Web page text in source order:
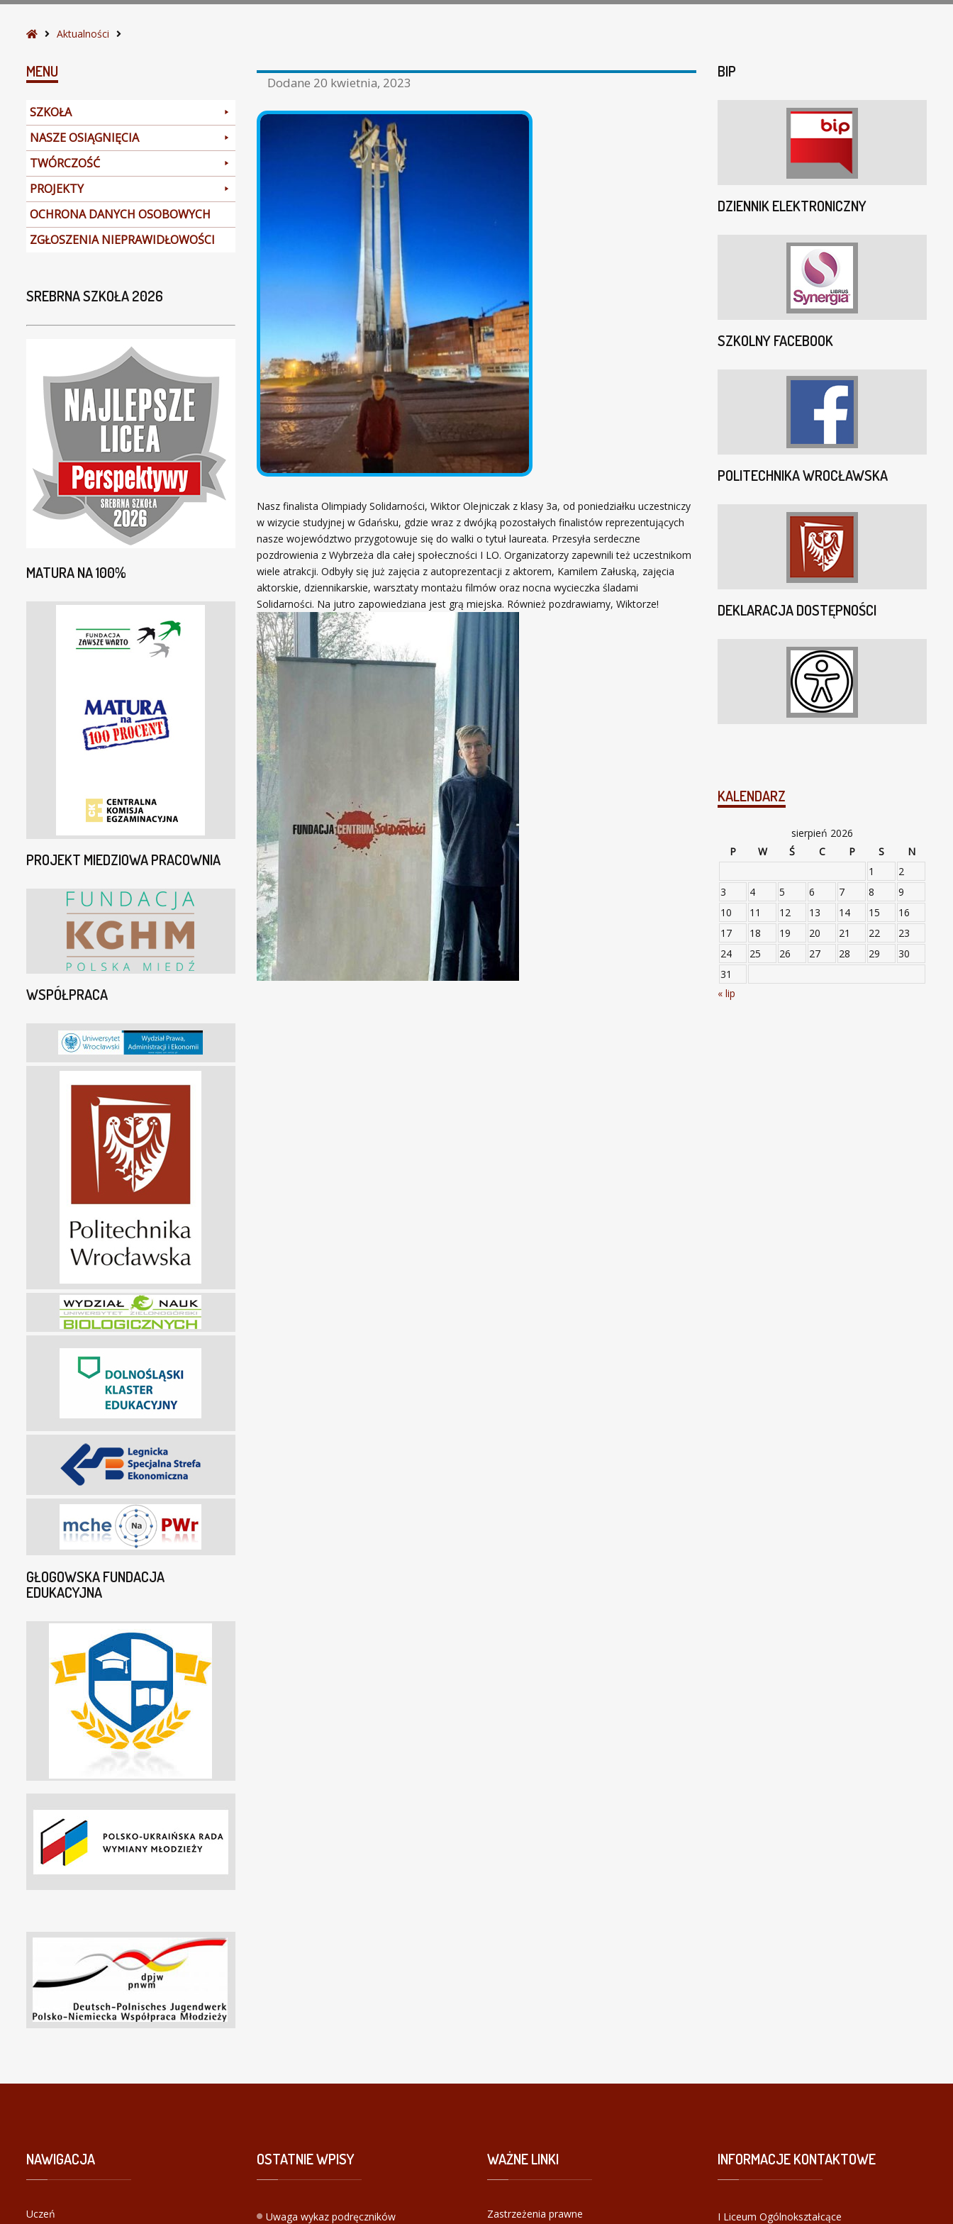
S
r
o
a
g
ó
w
n
a
Aktualności
Dodane 20 kwietnia, 2023
Nasz finalista Olimpiady Solidarności, Wiktor Olejniczak z klasy 3a, od poniedziałku uczestniczy
w wizycie studyjnej w Gdańsku, gdzie wraz z dwójką pozostałych finalistów reprezentujących
nasze województwo przygotowuje się do walki o tytuł laureata. Przesyła serdeczne
pozdrowienia z Wybrzeża dla całej społeczności I LO. Organizatorzy zapewnili też uczestnikom
wiele atrakcji. Odbyły się już zajęcia z autoprezentacji z aktorem, Kamilem Załuską, zajęcia
aktorskie, dziennikarskie, warsztaty montażu filmów oraz nocna wycieczka śladami
Solidarności. Na jutro zapowiedziana jest grą miejska. Również pozdrawiamy, Wiktorze!
MENU
SZKOŁA
NASZE OSIĄGNIĘCIA
TWÓRCZOŚĆ
PROJEKTY
OCHRONA DANYCH OSOBOWYCH
ZGŁOSZENIA NIEPRAWIDŁOWOŚCI
SREBRNA SZKOŁA 2026
MATURA NA 100%
PROJEKT MIEDZIOWA PRACOWNIA
WSPÓŁPRACA
GŁOGOWSKA FUNDACJA
EDUKACYJNA
BIP
DZIENNIK ELEKTRONICZNY
SZKOLNY FACEBOOK
POLITECHNIKA WROCŁAWSKA
DEKLARACJA DOSTĘPNOŚCI
KALENDARZ
sierpień 2026
P
W Ś C P S
N
1
2
3
4 5 6 7 8
9
10
11 12 13 14 15
16
17
18 19 20 21 22
23
24
25 26 27 28 29
30
31
« lip
NAWIGACJA
Uczeń
OSTATNIEWPISY
Uwaga wykaz podręczników
WAŻNELINKI
Zastrzeżenia prawne
INFORMACJEKONTAKTOWE
I Liceum Ogólnokształcące